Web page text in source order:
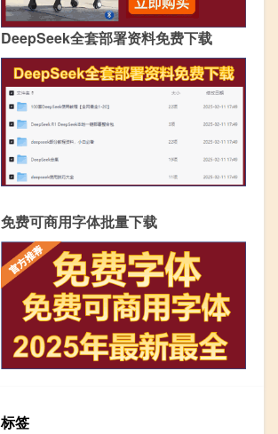
DeepSeek全套部署资料免费下载
免费可商用字体批量下载
标签